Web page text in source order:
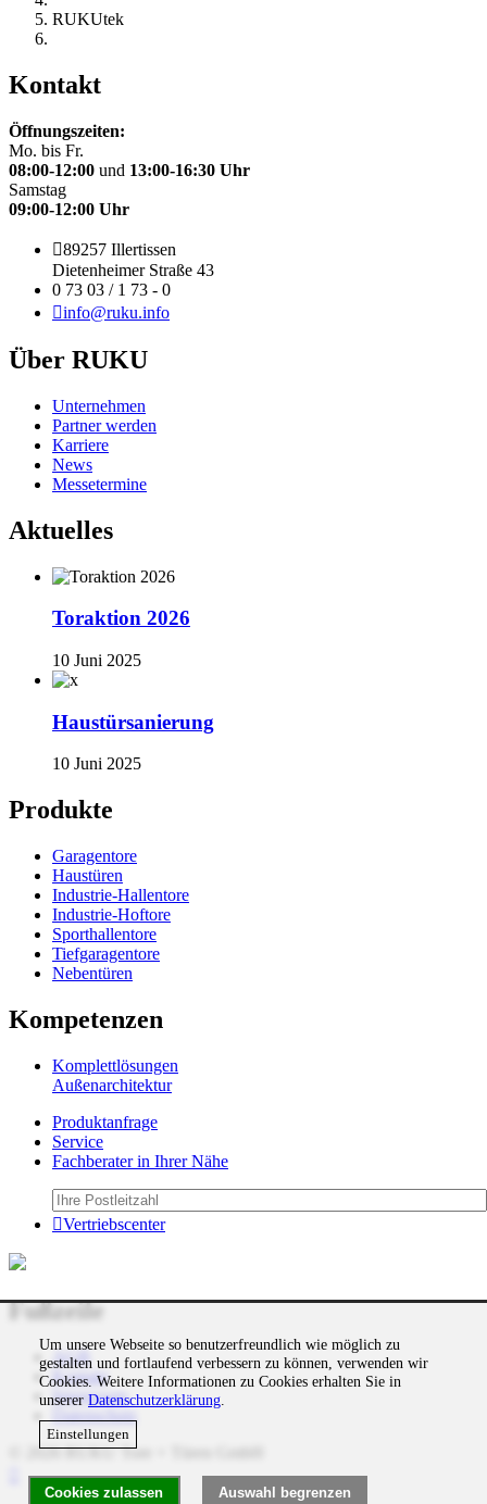
RUKUtek
Kontakt
Öffnungszeiten:
Mo. bis Fr.
08:00-12:00 und 13:00-16:30 Uhr
Samstag
09:00-12:00 Uhr
89257 Illertissen
Dietenheimer Straße 43
0 73 03 / 1 73 - 0
info@ruku.info
Über RUKU
Unternehmen
Partner werden
Karriere
News
Messetermine
Aktuelles
Toraktion 2026
10 Juni 2025
Haustürsanierung
10 Juni 2025
Produkte
Garagentore
Haustüren
Industrie-Hallentore
Industrie-Hoftore
Sporthallentore
Tiefgaragentore
Nebentüren
Kompetenzen
Komplettlösungen
Außenarchitektur
Produktanfrage
Service
Fachberater in Ihrer Nähe
Vertriebscenter
Fußzeile
AGB
Kontakt
Impressum
© 2026 RUKU Tore + Türen GmbH
Um unsere Webseite so benutzerfreundlich wie möglich zu
gestalten und fortlaufend verbessern zu können, verwenden wir
Cookies. Weitere Informationen zu Cookies erhalten Sie in
unserer Datenschutzerklärung.
Einstellungen
Cookies zulassen Auswahl begrenzen